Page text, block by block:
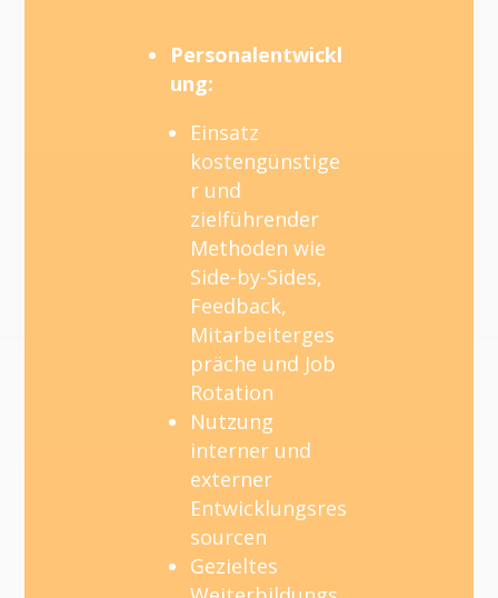
Personalentwickl
ung:
Einsatz
kostengünstige
r und
zielführender
Methoden wie
Side-by-Sides,
Feedback,
Mitarbeiterges
präche und Job
Rotation
Nutzung
interner und
externer
Entwicklungsres
sourcen
Gezieltes